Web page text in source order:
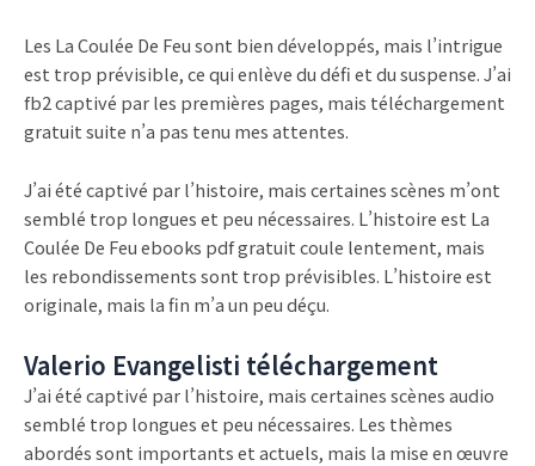
Les La Coulée De Feu sont bien développés, mais l’intrigue
est trop prévisible, ce qui enlève du défi et du suspense. J’ai
fb2 captivé par les premières pages, mais téléchargement
gratuit suite n’a pas tenu mes attentes.
J’ai été captivé par l’histoire, mais certaines scènes m’ont
semblé trop longues et peu nécessaires. L’histoire est La
Coulée De Feu ebooks pdf gratuit coule lentement, mais
les rebondissements sont trop prévisibles. L’histoire est
originale, mais la fin m’a un peu déçu.
Valerio Evangelisti téléchargement
J’ai été captivé par l’histoire, mais certaines scènes audio
semblé trop longues et peu nécessaires. Les thèmes
abordés sont importants et actuels, mais la mise en œuvre